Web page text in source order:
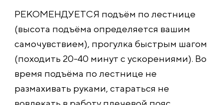
РЕКОМЕНДУЕТСЯ подъём по лестнице
(высота подъёма определяется вашим
самочувствием), прогулка быстрым шагом
(походить 20-40 минут с ускорениями). Во
время подъёма по лестнице не
размахивать руками, стараться не